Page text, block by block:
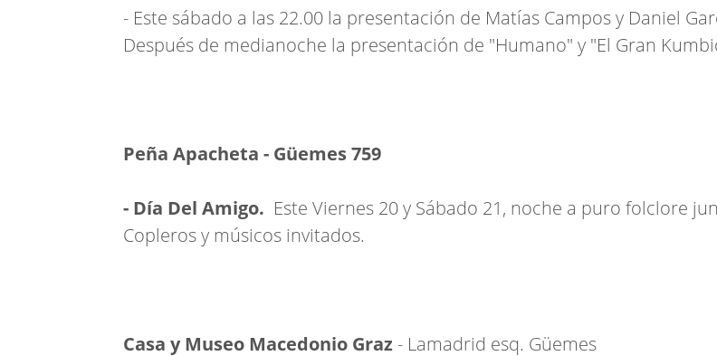
- Este sábado a las 22.00 la presentación de Matías Campos y Daniel
Después de medianoche la presentación de "Humano" y "El Gran
Peña Apacheta - Güemes 759
- Día Del Amigo. Este Viernes 20 y Sábado 21, noche a puro folclore
Copleros y músicos invitados.
Casa y Museo Macedonio Graz - Lamadrid esq. Güemes